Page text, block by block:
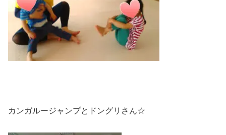
カンガルージャンプとドングリさん☆